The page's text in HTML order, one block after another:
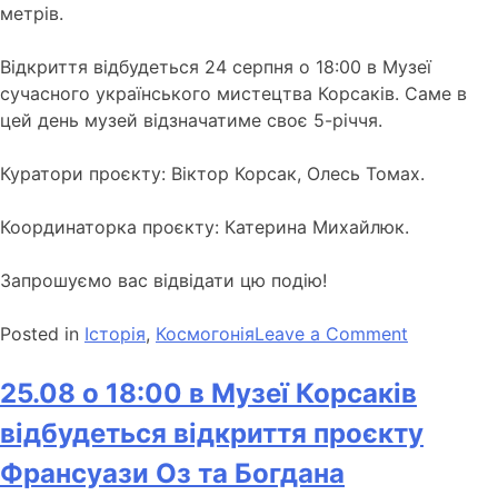
метрів.
Відкриття відбудеться 24 серпня о 18:00 в Музеї
сучасного українського мистецтва Корсаків. Саме в
цей день музей відзначатиме своє 5-річчя.
Куратори проєкту: Віктор Корсак, Олесь Томах.
Координаторка проєкту: Катерина Михайлюк.
Запрошуємо вас відвідати цю подію!
Posted in Історія, КосмогоніяLeave a Comment
25.08 о 18:00 в Музеї Корсаків
відбудеться відкриття проєкту
Франсуази Оз та Богдана